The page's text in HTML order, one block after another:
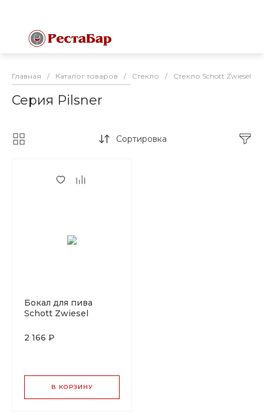
Главная / Каталог товаров / Стекло / Стекло Schott Zwiesel
Серия Pilsner
Сортировка
Бокал для пива
Schott Zwiesel
хрустальное стекло,
2 166 ₽
В КОРЗИНУ